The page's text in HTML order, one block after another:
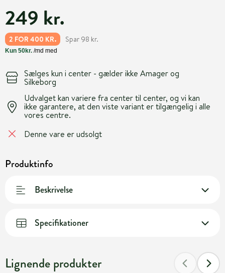
249 kr.
2 FOR 400 KR. Spar 98 kr.
Sælges kun i center - gælder ikke Amager og
Silkeborg
Udvalget kan variere fra center til center, og vi kan
ikke garantere, at den viste variant er tilgængelig i alle
vores centre.
Denne vare er udsolgt
Produktinfo
Beskrivelse
Specifikationer
Lignende produkter